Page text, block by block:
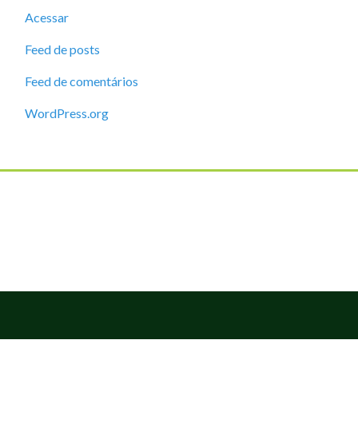
Acessar
Feed de posts
Feed de comentários
WordPress.org